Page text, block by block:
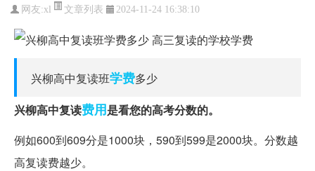
网友:xl 文章列表 2024-11-24 16:38:10
兴柳高中复读班学费多少
兴柳高中复读费用是看您的高考分数的。
例如600到609分是1000块，590到599是2000块。分数越
高复读费越少。